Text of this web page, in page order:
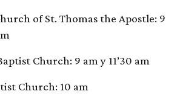
of St. Thomas the Apostle: 9
Church: 9 am y 11’30 am
Church: 10 am